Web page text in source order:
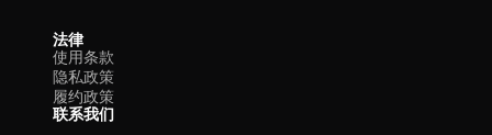
法律
使用条款
隐私政策
履约政策
联系我们